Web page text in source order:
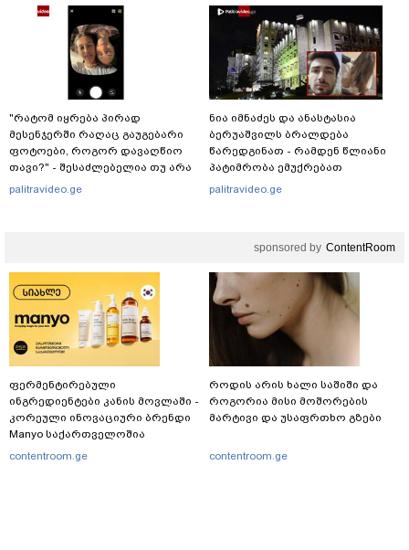
სამინისტროს საგამოძიებო
"რატომ იყრება პირად
მესენჯერში რაღაც გაუგებარი
ფოტოები, როგორ დავაღწიო
თავი?" - შესაძლებელია თუ არა
ამ ფუნქციის წაშლა?
palitravideo.ge
ნია იმნაძეს და ანასტასია
ბერუაშვილს ბრალდება
წარედგინათ - რამდენ წლიანი
პატიმრობა ემუქრებათ
არასრულწლოვნებს?
palitravideo.ge
sponsored by ContentRoom
ფერმენტირებული
ინგრედიენტები კანის მოვლაში -
კორეული ინოვაციური ბრენდი
Manyo საქართველოშია
contentroom.ge
როდის არის ხალი საშიში და
როგორია მისი მოშორების
მარტივი და უსაფრთხო გზები
contentroom.ge